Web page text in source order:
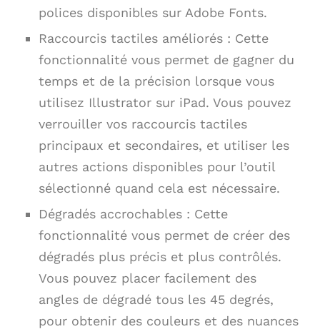
polices disponibles sur Adobe Fonts.
Raccourcis tactiles améliorés : Cette
fonctionnalité vous permet de gagner du
temps et de la précision lorsque vous
utilisez Illustrator sur iPad. Vous pouvez
verrouiller vos raccourcis tactiles
principaux et secondaires, et utiliser les
autres actions disponibles pour l’outil
sélectionné quand cela est nécessaire.
Dégradés accrochables : Cette
fonctionnalité vous permet de créer des
dégradés plus précis et plus contrôlés.
Vous pouvez placer facilement des
angles de dégradé tous les 45 degrés,
pour obtenir des couleurs et des nuances